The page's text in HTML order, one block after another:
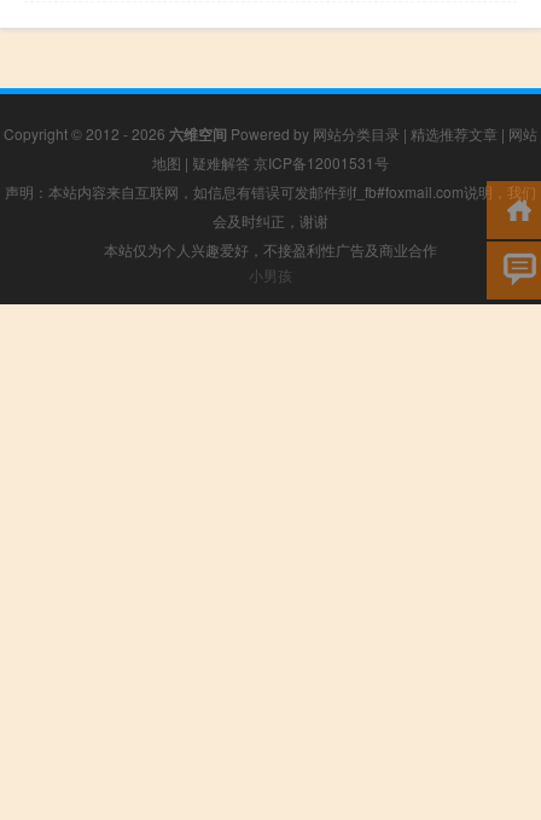
Copyright © 2012 - 2026 六维空间 Powered by 网站分类目录 | 精选推荐文章 | 网站
地图 | 疑难解答 京ICP备12001531号
声明：本站内容来自互联网，如信息有错误可发邮件到f_fb#foxmail.com说明，我们
会及时纠正，谢谢
本站仅为个人兴趣爱好，不接盈利性广告及商业合作
小男孩